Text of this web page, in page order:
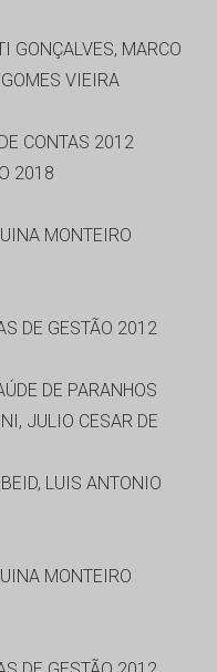
GONÇALVES, MARCO
VIEIRA
CONTAS 2012
2018
MONTEIRO
DE GESTÃO 2012
DE PARANHOS
JULIO CESAR DE
LUIS ANTONIO
MONTEIRO